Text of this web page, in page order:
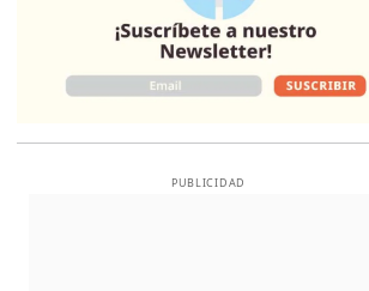
PUBLICIDAD